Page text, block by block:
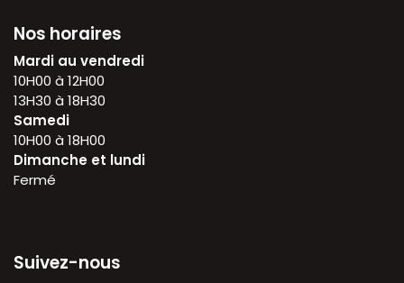
Nos horaires
Mardi au vendredi
10H00 à 12H00
13H30 à 18H30
Samedi
10H00 à 18H00
Dimanche et lundi
Fermé
Suivez-nous